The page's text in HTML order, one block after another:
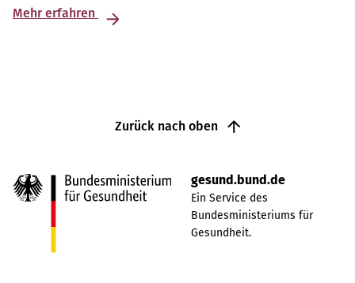
Mehr erfahren
Zurück nach oben
gesund.bund.de
Ein Service des
Bundesministeriums für
Gesundheit.